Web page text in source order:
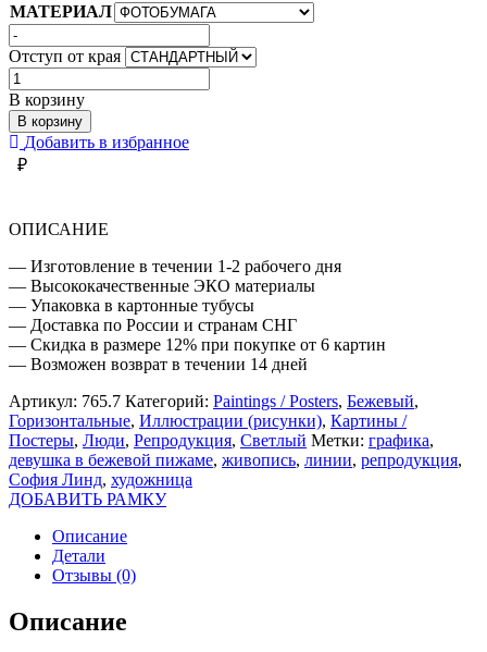
МАТЕРИАЛ
Отступ от края
Количество
товара
ДЕВУШКА
В
БЕЖЕВОЙ
ПИЖАМЕ
В корзину
В корзину
Добавить в избранное
₽
ОПИСАНИЕ
— Изготовление в течении 1-2 рабочего дня
— Высококачественные ЭКО материалы
— Упаковка в картонные тубусы
— Доставка по России и странам СНГ
— Скидка в размере 12% при покупке от 6 картин
— Возможен возврат в течении 14 дней
Артикул: 765.7 Категорий: Paintings / Posters, Бежевый,
Горизонтальные, Иллюстрации (рисунки), Картины /
Постеры, Люди, Репродукция, Светлый Метки: графика,
девушка в бежевой пижаме, живопись, линии, репродукция,
София Линд, художница
ДОБАВИТЬ РАМКУ
Описание
Детали
Отзывы (0)
Описание